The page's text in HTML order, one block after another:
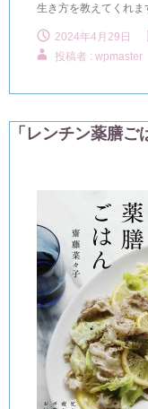
生き方を教えてくれま
2024年4月29日
投稿者 : wpmaster
「レンチン薬膳ご